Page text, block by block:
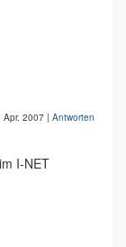
Apr. 2007 | Antworten
I-NET